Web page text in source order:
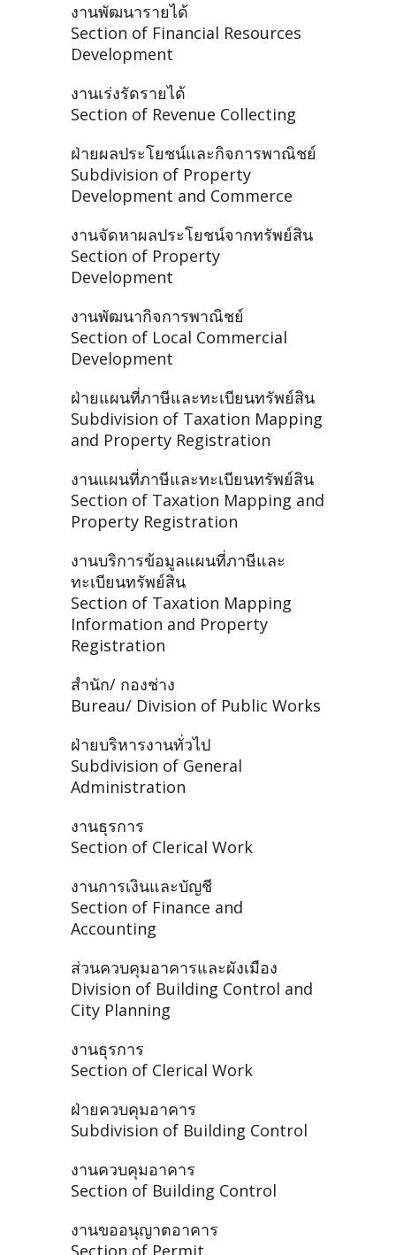
งานพัฒนารายได้
Section of Financial Resources
Development
งานเร่งรัดรายได้
Section of Revenue Collecting
ฝ่ายผลประโยชน์และกิจการพาณิชย์
Subdivision of Property
Development and Commerce
งานจัดหาผลประโยชน์จากทรัพย์สิน
Section of Property
Development
งานพัฒนากิจการพาณิชย์
Section of Local Commercial
Development
ฝ่ายแผนที่ภาษีและทะเบียนทรัพย์สิน
Subdivision of Taxation Mapping
and Property Registration
งานแผนที่ภาษีและทะเบียนทรัพย์สิน
Section of Taxation Mapping and
Property Registration
งานบริการข้อมูลแผนที่ภาษีและ
ทะเบียนทรัพย์สิน
Section of Taxation Mapping
Information and Property
Registration
สำนัก/ กองช่าง
Bureau/ Division of Public Works
ฝ่ายบริหารงานทั่วไป
Subdivision of General
Administration
งานธุรการ
Section of Clerical Work
งานการเงินและบัญชี
Section of Finance and
Accounting
ส่วนควบคุมอาคารและผังเมือง
Division of Building Control and
City Planning
งานธุรการ
Section of Clerical Work
ฝ่ายควบคุมอาคาร
Subdivision of Building Control
งานควบคุมอาคาร
Section of Building Control
งานขออนุญาตอาคาร